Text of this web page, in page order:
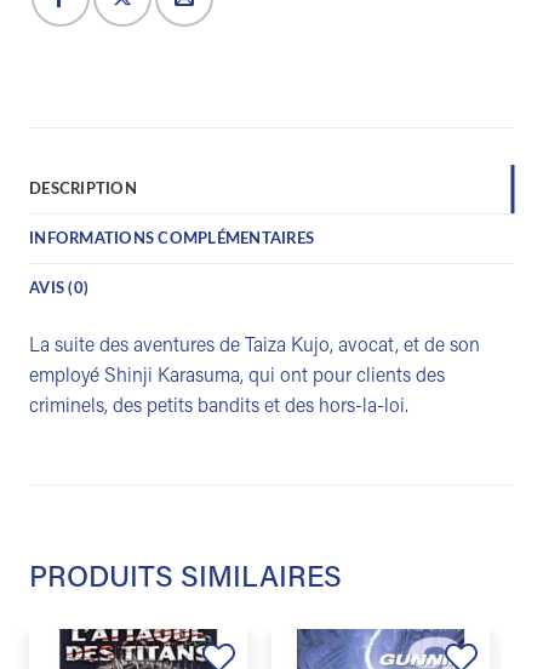
DESCRIPTION
INFORMATIONS COMPLÉMENTAIRES
AVIS (0)
La suite des aventures de Taiza Kujo, avocat, et de son
employé Shinji Karasuma, qui ont pour clients des
criminels, des petits bandits et des hors-la-loi.
PRODUITS SIMILAIRES